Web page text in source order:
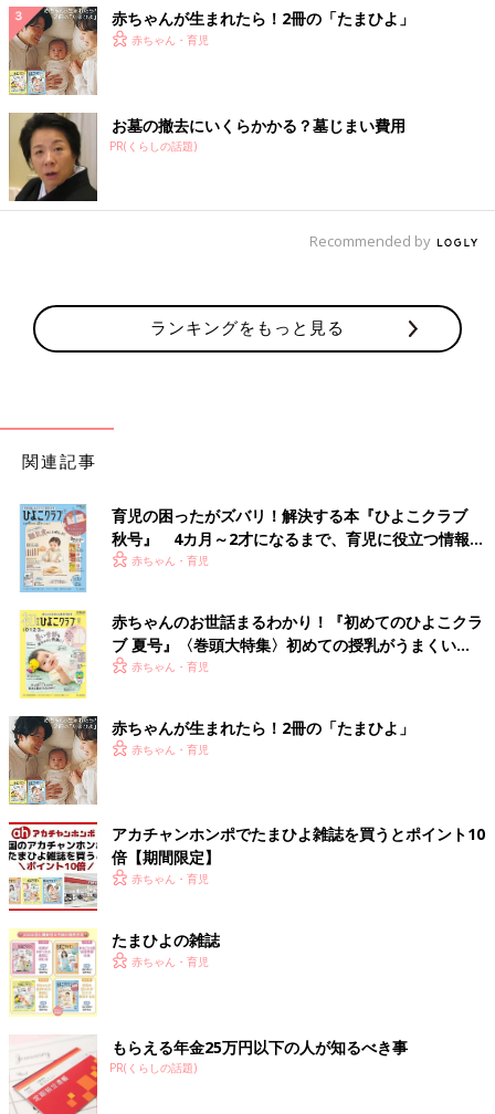
赤ちゃんが生まれたら！2冊の「たまひよ」
赤ちゃん・育児
お墓の撤去にいくらかかる？墓じまい費用
PR(くらしの話題)
Recommended by
ランキングをもっと見る
関連記事
育児の困ったがズバリ！解決する本『ひよこクラブ
秋号』 4カ月～2才になるまで、育児に役立つ情報が
いっぱい！
赤ちゃん・育児
赤ちゃんのお世話まるわかり！『初めてのひよこクラ
ブ 夏号』〈巻頭大特集〉初めての授乳がうまくい
く！ おっぱい・ミルクの基本と夏のトラブル 解決テ
赤ちゃん・育児
赤ちゃんが生まれたら！2冊の「たまひよ」
赤ちゃん・育児
アカチャンホンポでたまひよ雑誌を買うとポイント10
倍【期間限定】
赤ちゃん・育児
たまひよの雑誌
赤ちゃん・育児
もらえる年金25万円以下の人が知るべき事
PR(くらしの話題)